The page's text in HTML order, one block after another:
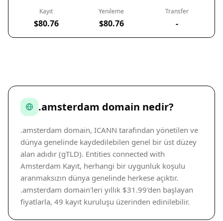
Kayıt
$80.76
Yenileme
$80.76
Transfer
-
.amsterdam domain nedir?
.amsterdam domain, ICANN tarafından yönetilen ve
dünya genelinde kaydedilebilen genel bir üst düzey
alan adıdır (gTLD). Entities connected with
Amsterdam Kayıt, herhangi bir uygunluk koşulu
aranmaksızın dünya genelinde herkese açıktır.
.amsterdam domain'leri yıllık $31.99'den başlayan
fiyatlarla, 49 kayıt kuruluşu üzerinden edinilebilir.